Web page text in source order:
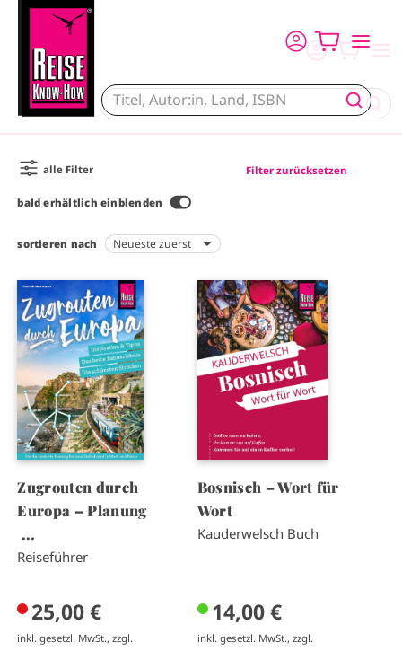
alle Filter Filter zurücksetzen
bald erhältlich einblenden
sortieren nach
I
m
a
g
e
Zugrouten durch
Europa – Planung
...
Reiseführer
25,00 €
inkl. gesetzl. MwSt., zzgl.
I
m
a
g
e
Bosnisch – Wort für
Wort
Kauderwelsch Buch
14,00 €
inkl. gesetzl. MwSt., zzgl.